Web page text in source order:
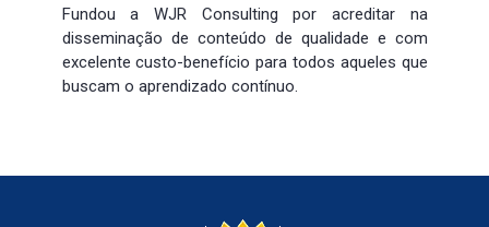
Fundou a WJR Consulting por acreditar na
disseminação de conteúdo de qualidade e com
excelente custo-benefício para todos aqueles que
buscam o aprendizado contínuo.